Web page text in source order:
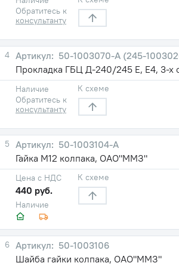
Обратитесь к
консультанту
4
50-1003070-А (245-
Прокладка ГБЦ Д-240/245 Е, Е4, 3-х
Наличие
Обратитесь к
консультанту
К схеме
5
50-1003104-А
Гайка М12 колпака, ОАО"ММЗ"
Наличие
Цена с НДС
440 руб.
К схеме
6
50-1003106
Шайба гайки колпака, ОАО"ММЗ"